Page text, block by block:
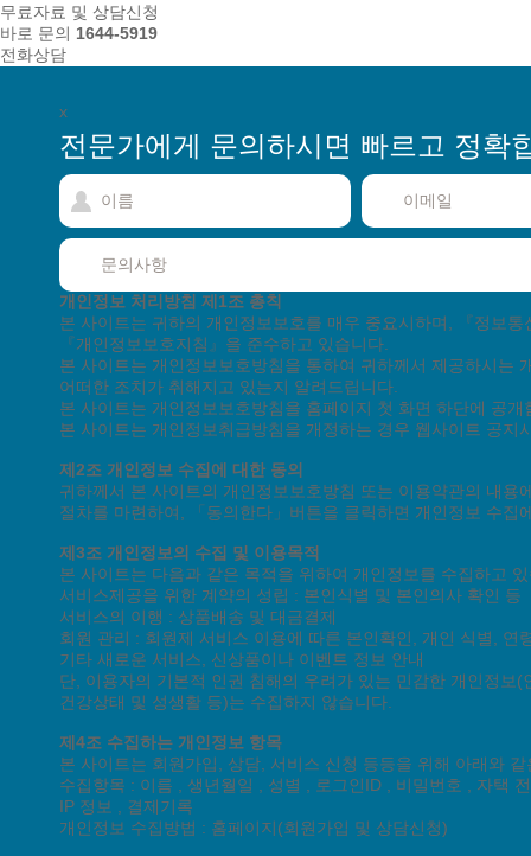
무료자료 및 상담신청
바로 문의 1644-5919
전화상담
x
전문가에게 문의하시면 빠르고 정확
개인정보 처리방침 제1조 총칙
본 사이트는 귀하의 개인정보보호를 매우 중요시하며, 『정보
『개인정보보호지침』을 준수하고 있습니다.
본 사이트는 개인정보보호방침을 통하여 귀하께서 제공하시는
어떠한 조치가 취해지고 있는지 알려드립니다.
본 사이트는 개인정보보호방침을 홈페이지 첫 화면 하단에 공
본 사이트는 개인정보취급방침을 개정하는 경우 웹사이트 공
제2조 개인정보 수집에 대한 동의
귀하께서 본 사이트의 개인정보보호방침 또는 이용약관의 내
절차를 마련하여, 「동의한다」버튼을 클릭하면 개인정보 수집
제3조 개인정보의 수집 및 이용목적
본 사이트는 다음과 같은 목적을 위하여 개인정보를 수집하고
서비스제공을 위한 계약의 성립 : 본인식별 및 본인의사 확인 등
서비스의 이행 : 상품배송 및 대금결제
회원 관리 : 회원제 서비스 이용에 따른 본인확인, 개인 식별, 연
기타 새로운 서비스, 신상품이나 이벤트 정보 안내
단, 이용자의 기본적 인권 침해의 우려가 있는 민감한 개인정
건강상태 및 성생활 등)는 수집하지 않습니다.
제4조 수집하는 개인정보 항목
본 사이트는 회원가입, 상담, 서비스 신청 등등을 위해 아래와
수집항목 : 이름 , 생년월일 , 성별 , 로그인ID , 비밀번호 , 자택
IP 정보 , 결제기록
개인정보 수집방법 : 홈페이지(회원가입 및 상담신청)
고객지원센터 고객상담 월
기술지원
토/일/공휴일은 휴무입니다.
회사소개 단체수강 제휴안내 채용정보
이용약관 개인
사업자등록 : 한국
사업자등록번호 :
Copyright(C) 한국